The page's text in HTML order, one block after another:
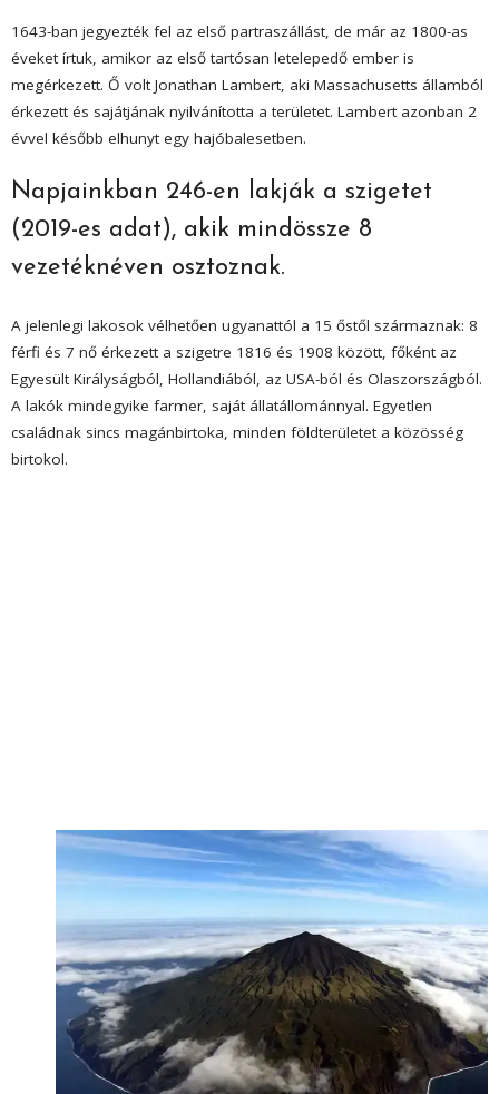
1643-ban jegyezték fel az első partraszállást, de már az 1800-as
éveket írtuk, amikor az első tartósan letelepedő ember is
megérkezett. Ő volt Jonathan Lambert, aki Massachusetts államból
érkezett és sajátjának nyilvánította a területet. Lambert azonban 2
évvel később elhunyt egy hajóbalesetben.
Napjainkban 246-en lakják a szigetet
(2019-es adat), akik mindössze 8
vezetéknéven osztoznak.
A jelenlegi lakosok vélhetően ugyanattól a 15 őstől származnak: 8
férfi és 7 nő érkezett a szigetre 1816 és 1908 között, főként az
Egyesült Királyságból, Hollandiából, az USA-ból és Olaszországból.
A lakók mindegyike farmer, saját állatállománnyal. Egyetlen
családnak sincs magánbirtoka, minden földterületet a közösség
birtokol.